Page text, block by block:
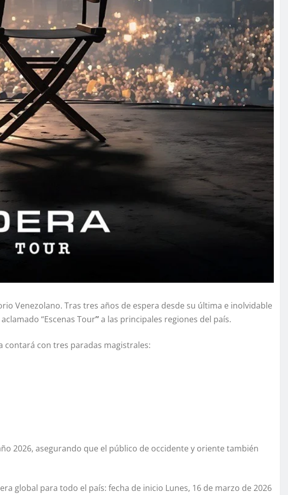
Venezolano. Tras tres años de espera desde su última e inolvidable
“Escenas Tour”a las principales regiones del país.
con tres paradas magistrales:
2026, asegurando que el público de occidente y oriente también
global para todo el país: fecha de inicio Lunes, 16 de marzo de 2026